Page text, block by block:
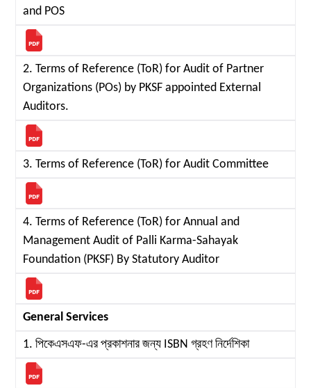
and POS
2. Terms of Reference (ToR) for Audit of Partner
Organizations (POs) by PKSF appointed External
Auditors.
3. Terms of Reference (ToR) for Audit Committee
4. Terms of Reference (ToR) for Annual and
Management Audit of Palli Karma-Sahayak
Foundation (PKSF) By Statutory Auditor
General Services
1. পিকেএসএফ-এর প্রকাশনার জন্য ISBN গ্রহণ নির্দেশিকা